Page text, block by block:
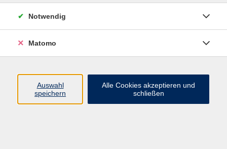
Notwendig
Matomo
Auswahl
speichern
Alle Cookies akzeptieren und
schließen